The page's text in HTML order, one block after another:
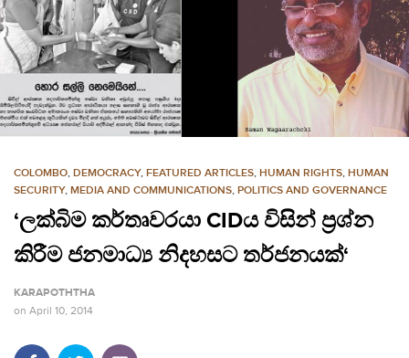
n
c
t
e
COLOMBO, DEMOCRACY, FEATURED ARTICLES, HUMAN RIGHTS, HUMAN
SECURITY, MEDIA AND COMMUNICATIONS, POLITICS AND GOVERNANCE
‘ලක්බිම කර්තෘවරයා CIDය විසින් ප‍්‍රශ්න
කිරීම ජනමාධ්‍ය නිදහසට තර්ජනයක්‘
KARAPOTHTHA
on April 10, 2014